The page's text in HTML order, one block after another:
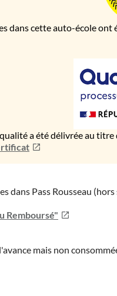
dans cette auto-école
a été délivrée au
dans Pass Rousseau
Remboursé"
mais non